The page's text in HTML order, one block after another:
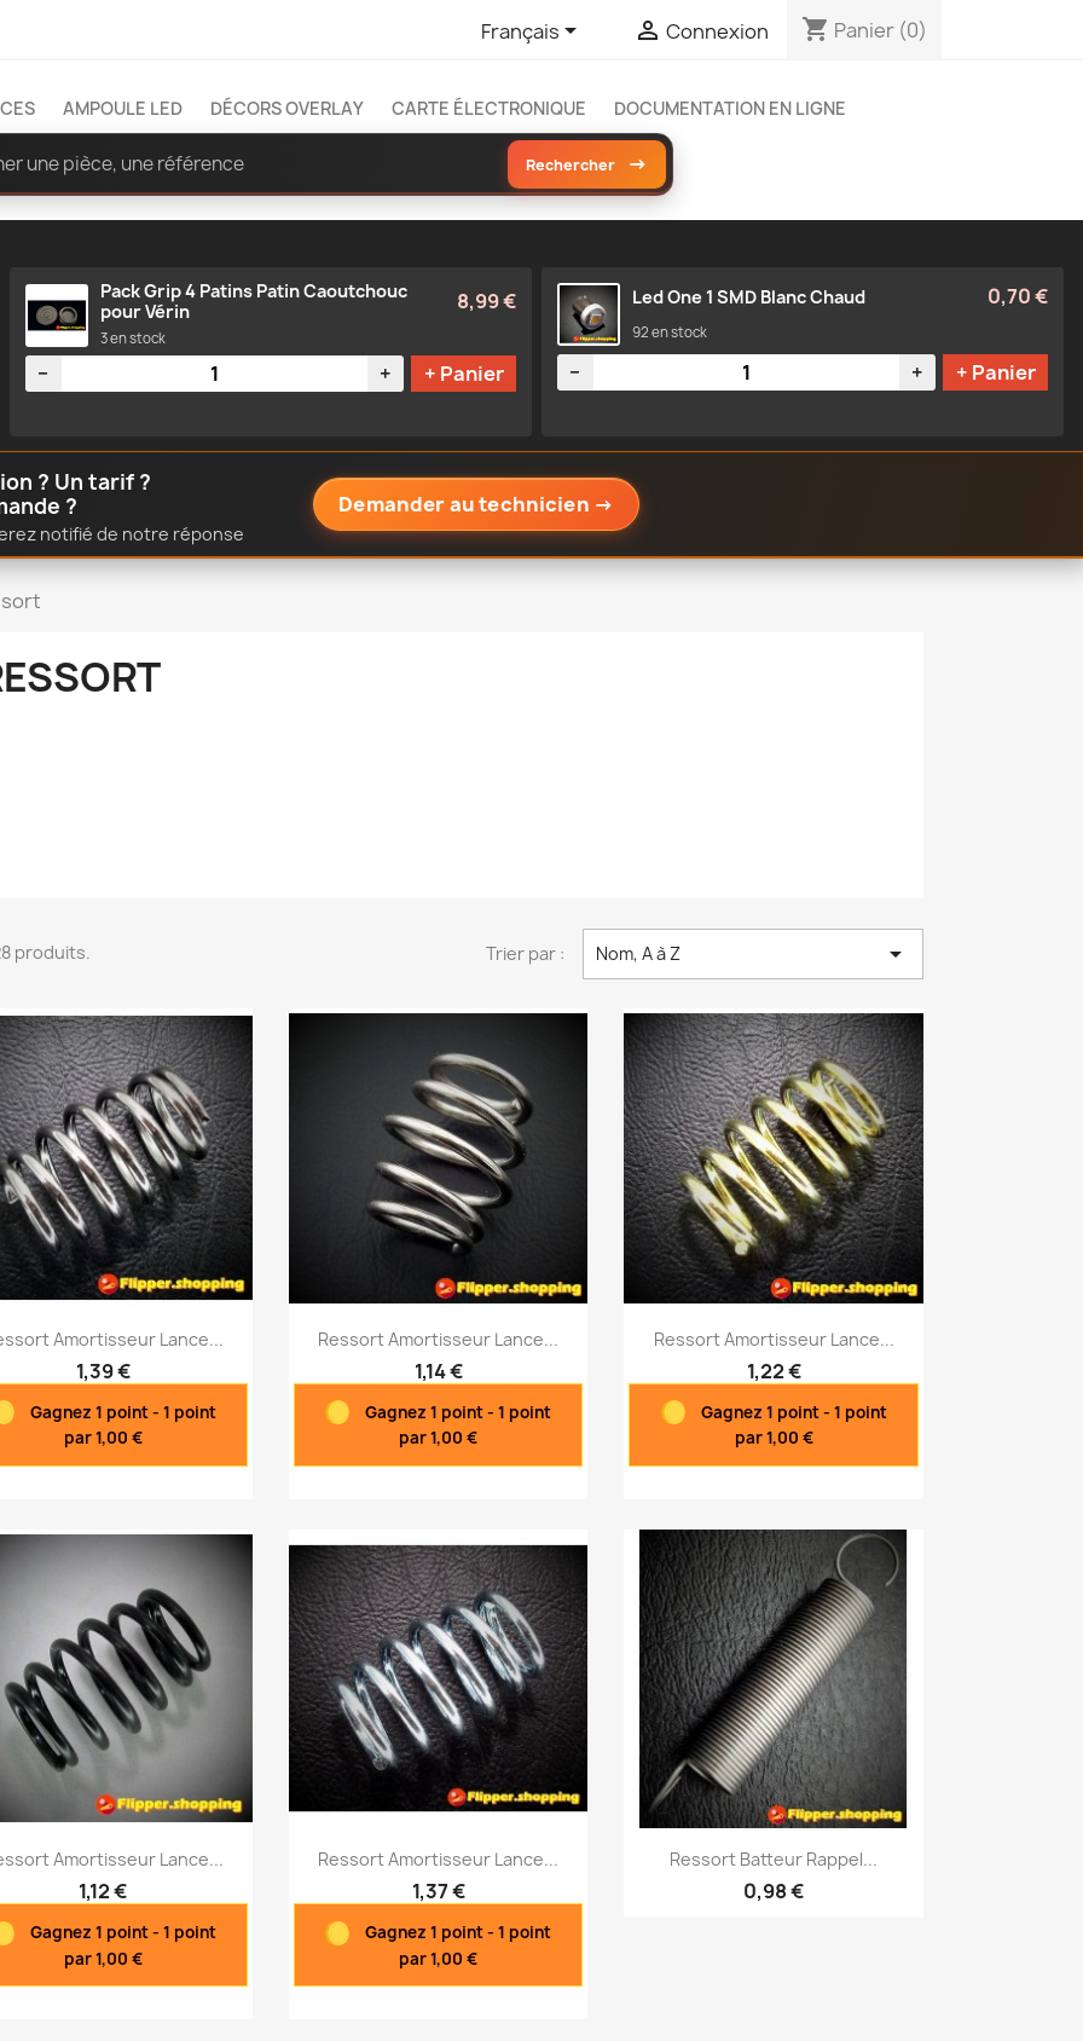
Français  Connexion shopping_cart Panier (0)
AMPOULE LED DÉCORS OVERLAY CARTE ÉLECTRONIQUE DOCUMENTATION EN LIGNE
Rechercher →
Pack Grip 4 Patins Patin Caoutchouc
pour Vérin
8,99 €
3 en stock
Quantité
− + + Panier
Led One 1 SMD Blanc Chaud 0,70 €
92 en stock
Quantité
− + + Panier
? Un tarif ?
?
notifié de notre réponse
Demander au technicien →
produits. Trier par : Nom, A à Z 
Aperçu rapide
Amortisseur Lance...
1,39 €
Gagnez 1 point - 1 point
par 1,00 €
Aperçu rapide
Ressort Amortisseur Lance...
1,14 €
Gagnez 1 point - 1 point
par 1,00 €
Aperçu rapide
Ressort Amortisseur Lance...
1,22 €
Gagnez 1 point - 1 point
par 1,00 €
Aperçu rapide
Amortisseur Lance...
1,12 €
Gagnez 1 point - 1 point
par 1,00 €
Aperçu rapide
Ressort Amortisseur Lance...
1,37 €
Gagnez 1 point - 1 point
par 1,00 €
Aperçu rapide
Ressort Batteur Rappel...
0,98 €